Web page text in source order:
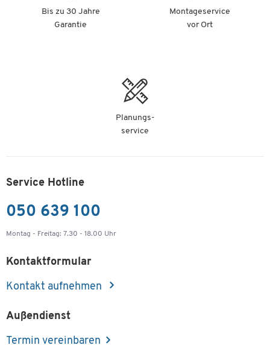
Bis zu 30 Jahre
Garantie
Montageservice
vor Ort
Planungs-
service
Service Hotline
050 639 100
Montag - Freitag: 7.30 - 18.00 Uhr
Kontaktformular
Kontakt aufnehmen
Außendienst
Termin vereinbaren